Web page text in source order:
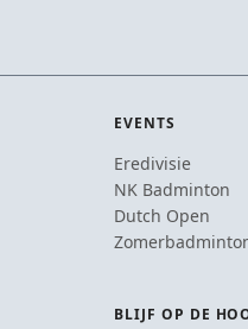
EVENTS
Eredivisie
NK Badminton
Dutch Open
BLIJF OP DE